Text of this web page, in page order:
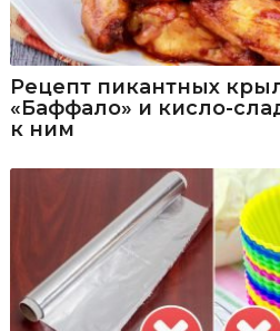
Рецепт пикантных
«Баффало» и кисло-
к ним